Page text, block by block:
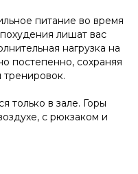
питание во время
лишат вас
нагрузка на
постепенно, сохраняя
тренировок.
только в зале. Горы
с рюкзаком и